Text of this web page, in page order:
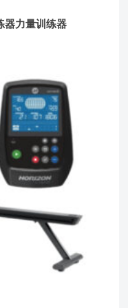
器力量训练器